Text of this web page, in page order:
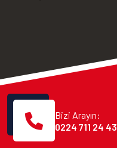
Bizi Arayın:
0224 711 24 43